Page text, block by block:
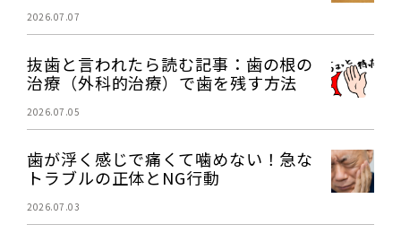
2026.07.07
抜歯と言われたら読む記事：歯の根の
治療（外科的治療）で歯を残す方法
2026.07.05
歯が浮く感じで痛くて噛めない！急な
トラブルの正体とNG行動
2026.07.03